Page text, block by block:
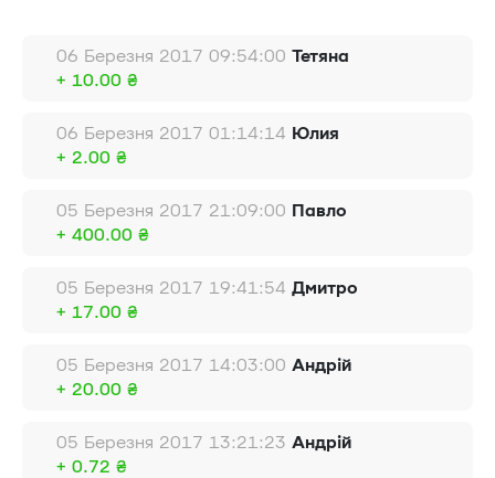
06 Березня 2017 09:54:00 Тетяна
+ 10.00 ₴
06 Березня 2017 01:14:14 Юлия
+ 2.00 ₴
05 Березня 2017 21:09:00 Павло
+ 400.00 ₴
05 Березня 2017 19:41:54 Дмитро
+ 17.00 ₴
05 Березня 2017 14:03:00 Андрій
+ 20.00 ₴
05 Березня 2017 13:21:23 Андрій
+ 0.72 ₴